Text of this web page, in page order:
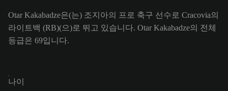
Otar Kakabadze은(는) 조지아의 프로 축구 선수로 Cracovia의
라이트백 (RB)(으)로 뛰고 있습니다. Otar Kakabadze의 전체
등급은 69입니다.
나이